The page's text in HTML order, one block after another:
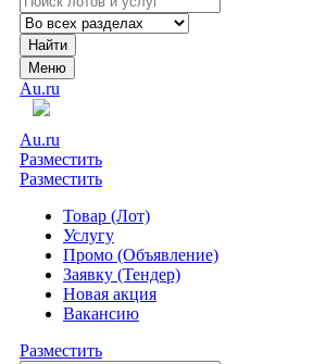
Найти
Меню
Au.ru
Au.ru
Разместить
Разместить
Товар (Лот)
Услугу
Промо (Объявление)
Заявку (Тендер)
Новая акция
Вакансию
Разместить